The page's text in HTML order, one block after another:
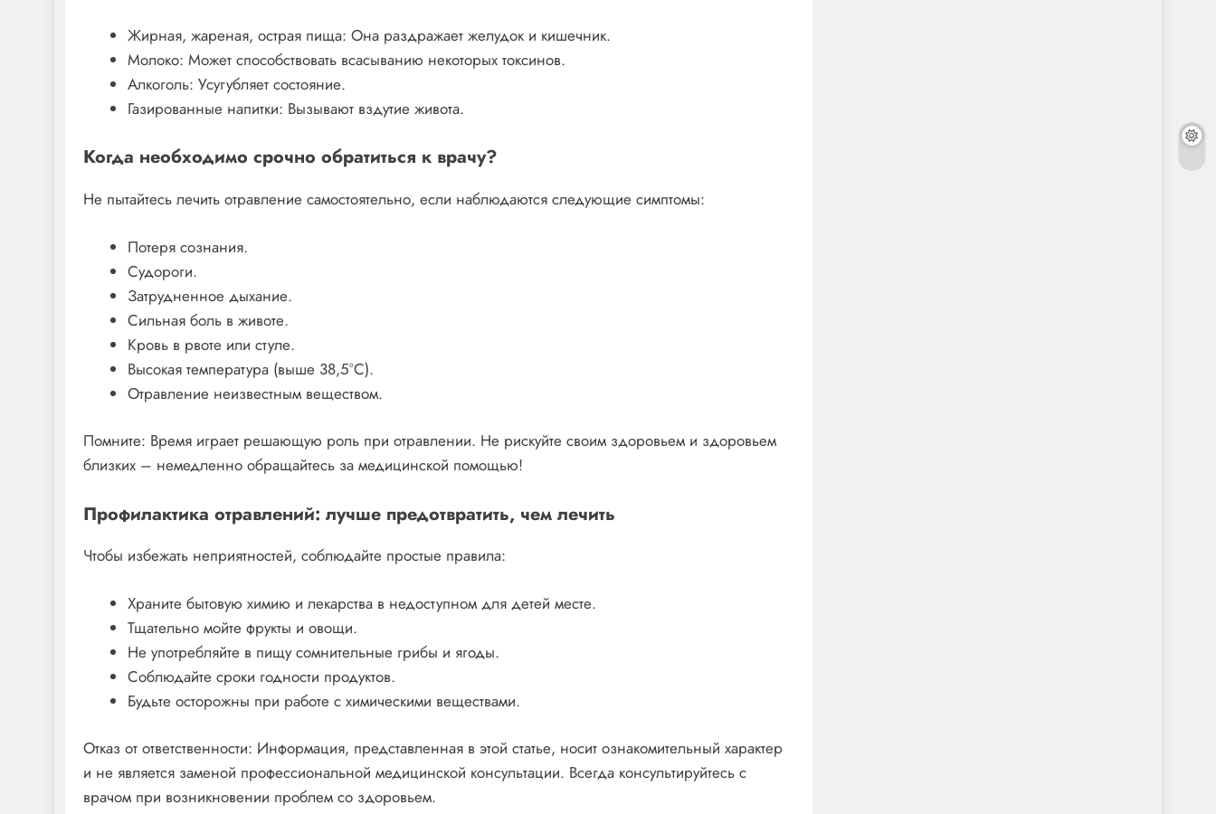
Жирная, жареная, острая пища: Она раздражает желудок и кишечник.
Молоко: Может способствовать всасыванию некоторых токсинов.
Алкоголь: Усугубляет состояние.
Газированные напитки: Вызывают вздутие живота.
Когда необходимо срочно обратиться к врачу?
Не пытайтесь лечить отравление самостоятельно, если наблюдаются следующие симптомы:
Потеря сознания.
Судороги.
Затрудненное дыхание.
Сильная боль в животе.
Кровь в рвоте или стуле.
Высокая температура (выше 38,5°C).
Отравление неизвестным веществом.
Помните: Время играет решающую роль при отравлении. Не рискуйте своим здоровьем и здоровьем
близких – немедленно обращайтесь за медицинской помощью!
Профилактика отравлений: лучше предотвратить, чем лечить
Чтобы избежать неприятностей, соблюдайте простые правила:
Храните бытовую химию и лекарства в недоступном для детей месте.
Тщательно мойте фрукты и овощи.
Не употребляйте в пищу сомнительные грибы и ягоды.
Соблюдайте сроки годности продуктов.
Будьте осторожны при работе с химическими веществами.
Отказ от ответственности: Информация, представленная в этой статье, носит ознакомительный характер
и не является заменой профессиональной медицинской консультации. Всегда консультируйтесь с
врачом при возникновении проблем со здоровьем.